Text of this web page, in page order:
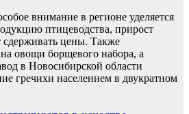
внимание в регионе уделяется
птицеводства, прирост
сдерживать цены. Также
овощи борщевого набора, а
в Новосибирской области
гречихи населением в двукратном